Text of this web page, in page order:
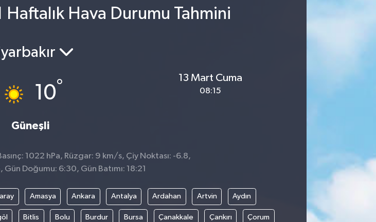
Haftalık Hava Durumu Tahmini
10°
Güneşli
13 Mart Cuma
08:15
1022 hPa, Rüzgar: 9 km/s, Çiy Noktası: -6.8,
Doğumu: 6:30, Gün Batımı: 18:21
Amasya Ankara Antalya Ardahan Artvin Aydın
Bitlis Bolu Burdur Bursa Çanakkale Çankırı Çorum